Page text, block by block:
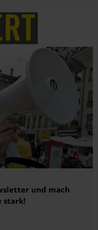
und mach
stark!